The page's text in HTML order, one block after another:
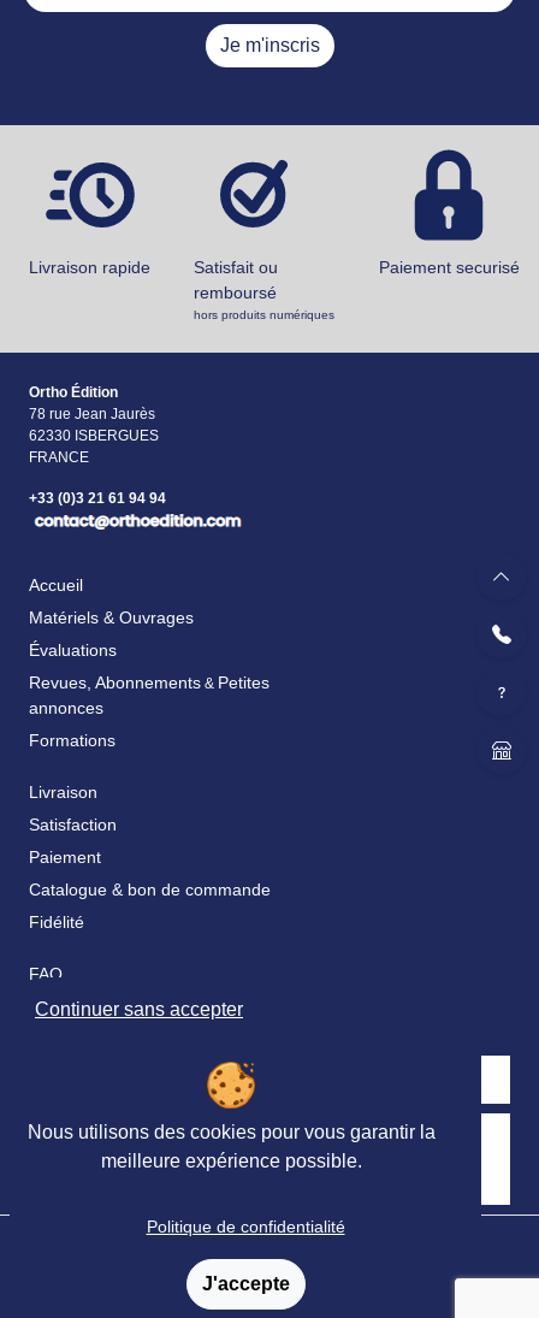
Je m'inscris
Livraison rapide
Satisfait ou
remboursé
hors produits numériques
Paiement securisé
Ortho Édition
78 rue Jean Jaurès
62330 ISBERGUES
FRANCE
+33 (0)3 21 61 94 94
Accueil
Matériels & Ouvrages
Évaluations
Revues, Abonnements & Petites
annonces
Formations
Livraison
Satisfaction
Paiement
Catalogue & bon de commande
Fidélité
FAQ
Nos partenaires
Retrouvez nous sur les réseaux sociaux
Conditions générales de vente
Conditions générales de Services
-
Continuer sans accepter
Nous utilisons des cookies pour vous garantir la
meilleure expérience possible.
Politique de confidentialité
J'accepte